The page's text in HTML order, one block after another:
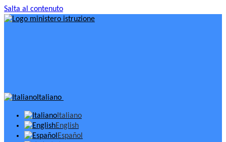
Salta al contenuto
Italiano
Italiano
English
Español